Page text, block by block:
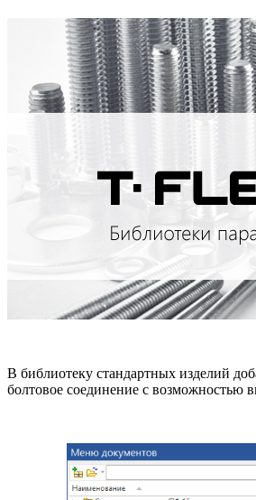
В библиотеку стандартных изделий
болтовое соединение с возможностью